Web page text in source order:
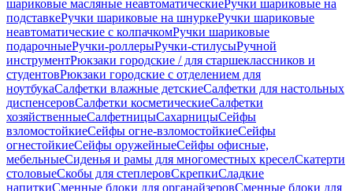
шариковые масляные неавтоматическиеРучки шариковые на
подставкеРучки шариковые на шнуркеРучки шариковые
неавтоматические с колпачкомРучки шариковые
подарочныеРучки-роллерыРучки-стилусыРучной
инструментРюкзаки городские / для старшеклассников и
студентовРюкзаки городские с отделением для
ноутбукаСалфетки влажные детскиеСалфетки для настольных
диспенсеровСалфетки косметическиеСалфетки
хозяйственныеСалфетницыСахарницыСейфы
взломостойкиеСейфы огне-взломостойкиеСейфы
огнестойкиеСейфы оружейныеСейфы офисные,
мебельныеСиденья и рамы для многоместных креселСкатерти
столовыеСкобы для степлеровСкрепкиСладкие
напиткиСменные блоки для органайзеровСменные блоки для